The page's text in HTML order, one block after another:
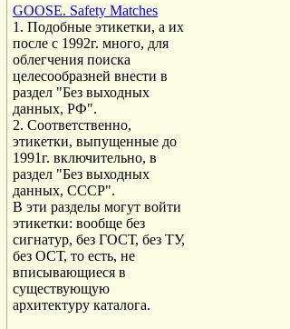
GOOSE. Safety Matches
1. Подобные этикетки, а их
после с 1992г. много, для
облегчения поиска
целесообразней внести в
раздел "Без выходных
данных, РФ".
2. Соответственно,
этикетки, выпущенные до
1991г. включительно, в
раздел "Без выходных
данных, СССР".
В эти разделы могут войти
этикетки: вообще без
сигнатур, без ГОСТ, без ТУ,
без ОСТ, то есть, не
вписывающиеся в
существующую
архитектуру каталога.